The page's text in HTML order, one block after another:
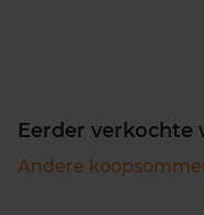
Eerder verkochte
Andere